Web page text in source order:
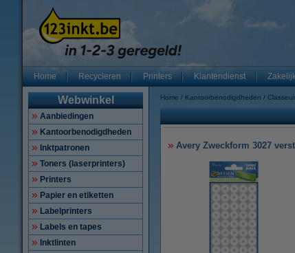
Home Recycleren Printers Klantendienst
Webwinkel
Aanbiedingen
Kantoorbenodigdheden
Inktpatronen
Toners (laserprinters)
Printers
Papier en etiketten
Labelprinters
Labels en tapes
Inktlinten
Home Kantoorbenodigdheden
Avery Zweckform 3027